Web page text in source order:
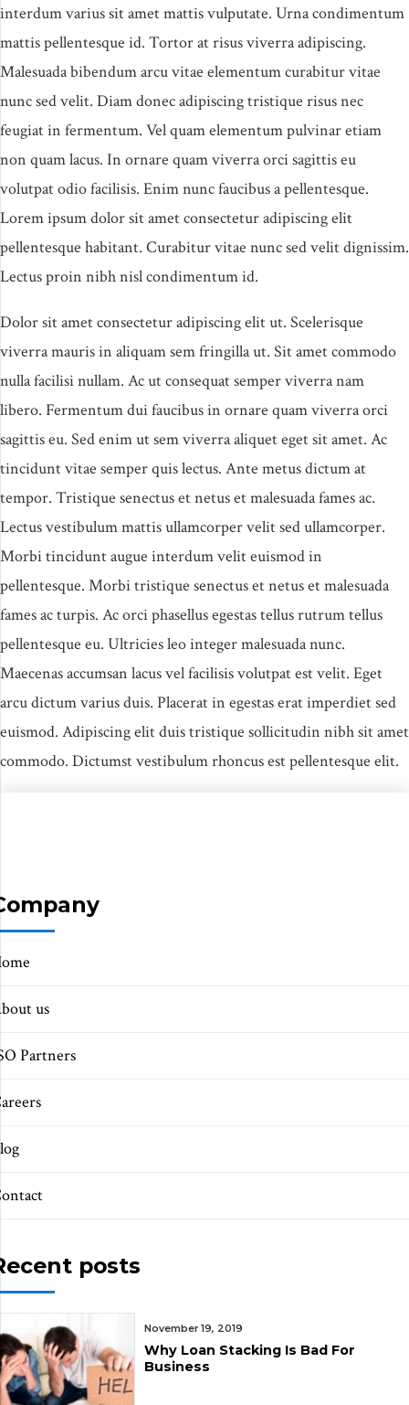
interdum varius sit amet mattis vulputate. Urna condimentum
mattis pellentesque id. Tortor at risus viverra adipiscing.
Malesuada bibendum arcu vitae elementum curabitur vitae
nunc sed velit. Diam donec adipiscing tristique risus nec
feugiat in fermentum. Vel quam elementum pulvinar etiam
non quam lacus. In ornare quam viverra orci sagittis eu
volutpat odio facilisis. Enim nunc faucibus a pellentesque.
Lorem ipsum dolor sit amet consectetur adipiscing elit
pellentesque habitant. Curabitur vitae nunc sed velit dignissim.
Lectus proin nibh nisl condimentum id.
Dolor sit amet consectetur adipiscing elit ut. Scelerisque
viverra mauris in aliquam sem fringilla ut. Sit amet commodo
nulla facilisi nullam. Ac ut consequat semper viverra nam
libero. Fermentum dui faucibus in ornare quam viverra orci
sagittis eu. Sed enim ut sem viverra aliquet eget sit amet. Ac
tincidunt vitae semper quis lectus. Ante metus dictum at
tempor. Tristique senectus et netus et malesuada fames ac.
Lectus vestibulum mattis ullamcorper velit sed ullamcorper.
Morbi tincidunt augue interdum velit euismod in
pellentesque. Morbi tristique senectus et netus et malesuada
fames ac turpis. Ac orci phasellus egestas tellus rutrum tellus
pellentesque eu. Ultricies leo integer malesuada nunc.
Maecenas accumsan lacus vel facilisis volutpat est velit. Eget
arcu dictum varius duis. Placerat in egestas erat imperdiet sed
euismod. Adipiscing elit duis tristique sollicitudin nibh sit amet
commodo. Dictumst vestibulum rhoncus est pellentesque elit.
us
Partners
posts
November 19, 2019
Why Loan Stacking Is Bad For
Business